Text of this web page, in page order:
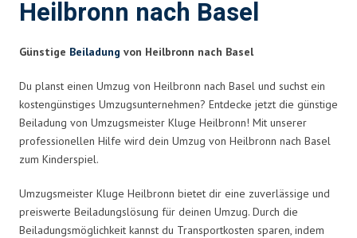
Heilbronn nach Basel
Günstige Beiladung von Heilbronn nach Basel
Du planst einen Umzug von Heilbronn nach Basel und suchst ein
kostengünstiges Umzugsunternehmen? Entdecke jetzt die günstige
Beiladung von Umzugsmeister Kluge Heilbronn! Mit unserer
professionellen Hilfe wird dein Umzug von Heilbronn nach Basel
zum Kinderspiel.
Umzugsmeister Kluge Heilbronn bietet dir eine zuverlässige und
preiswerte Beiladungslösung für deinen Umzug. Durch die
Beiladungsmöglichkeit kannst du Transportkosten sparen, indem